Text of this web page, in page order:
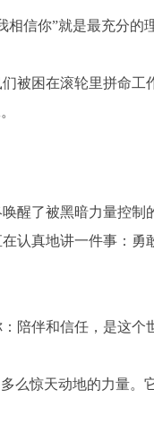
信你”就是最充分的
被困在滚轮里拼命工
醒了被黑暗力量控制
认真地讲一件事：勇
陪伴和信任，是这个
么惊天动地的力量。